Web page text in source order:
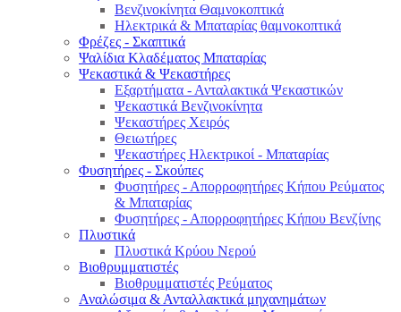
Βενζινοκίνητα Θαμνοκοπτικά
Ηλεκτρικά & Μπαταρίας θαμνοκοπτικά
Φρέζες - Σκαπτικά
Ψαλίδια Κλαδέματος Μπαταρίας
Ψεκαστικά & Ψεκαστήρες
Εξαρτήματα - Ανταλακτικά Ψεκαστικών
Ψεκαστικά Βενζινοκίνητα
Ψεκαστήρες Χειρός
Θειωτήρες
Ψεκαστήρες Ηλεκτρικοί - Μπαταρίας
Φυσητήρες - Σκούπες
Φυσητήρες - Απορροφητήρες Κήπου Ρεύματος
& Μπαταρίας
Φυσητήρες - Απορροφητήρες Κήπου Βενζίνης
Πλυστικά
Πλυστικά Κρύου Νερού
Βιοθρυμματιστές
Βιοθρυμματιστές Ρεύματος
Αναλώσιμα & Ανταλλακτικά μηχανημάτων